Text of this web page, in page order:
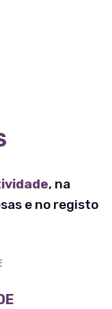
, na
e no registo